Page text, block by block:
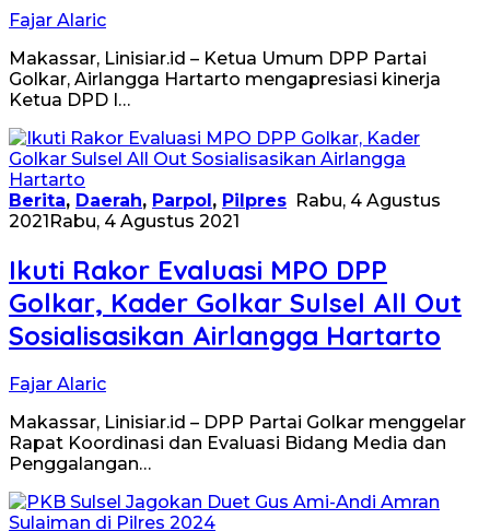
Fajar Alaric
Makassar, Linisiar.id – Ketua Umum DPP Partai
Golkar, Airlangga Hartarto mengapresiasi kinerja
Ketua DPD I…
Berita, Daerah, Parpol, Pilpres Rabu, 4 Agustus
2021Rabu, 4 Agustus 2021
Ikuti Rakor Evaluasi MPO DPP
Golkar, Kader Golkar Sulsel All Out
Sosialisasikan Airlangga Hartarto
Fajar Alaric
Makassar, Linisiar.id – DPP Partai Golkar menggelar
Rapat Koordinasi dan Evaluasi Bidang Media dan
Penggalangan…